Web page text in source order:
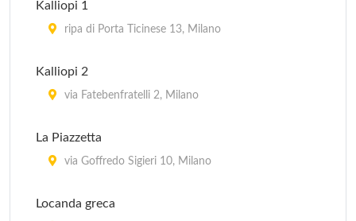
Kalliopi 1
ripa di Porta Ticinese 13, Milano
Kalliopi 2
via Fatebenfratelli 2, Milano
La Piazzetta
via Goffredo Sigieri 10, Milano
Locanda greca